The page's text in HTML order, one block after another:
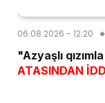
06.08.2026 - 12:20
"Azyaşlı
ATASINDAN